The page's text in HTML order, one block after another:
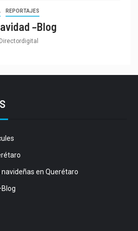
REPORTAJES
–Blog
Directordigital
en Querétaro